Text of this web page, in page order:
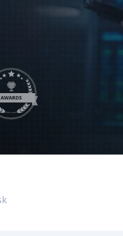
INTEGRATION
SAP Integration